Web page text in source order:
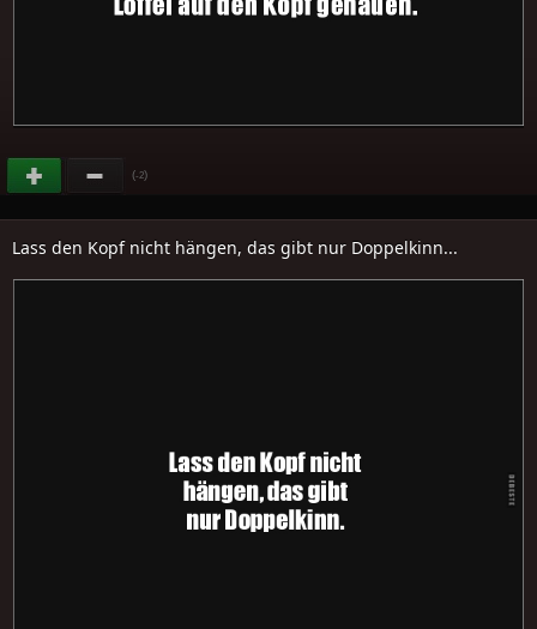
(-2)
Lass den Kopf nicht hängen, das gibt nur Doppelkinn...